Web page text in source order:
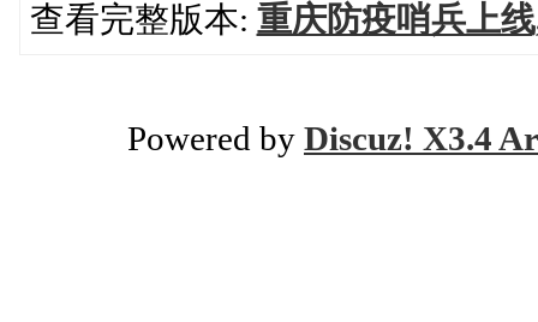
查看完整版本: 重庆防疫哨兵上
Powered by Discuz! X3.4